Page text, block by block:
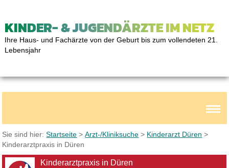
KINDER- & JUGENDÄRZTE IM NETZ
Ihre Haus- und Fachärzte von der Geburt bis zum vollendeten 21.
Lebensjahr
Sie sind hier:Startseite >Arzt-/Kliniksuche > Kinderarzt Düren >
Kinderarztpraxis in Düren
Kinderarztpraxis in Düren